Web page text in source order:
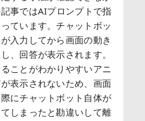
事ではAIプロンプトで指
ています。チャットボッ
入力してから画面の動き
、回答が表示されます。
ことがわかりやすいアニ
表示されないため、画面
にチャットボット自体が
しまったと勘違いして離